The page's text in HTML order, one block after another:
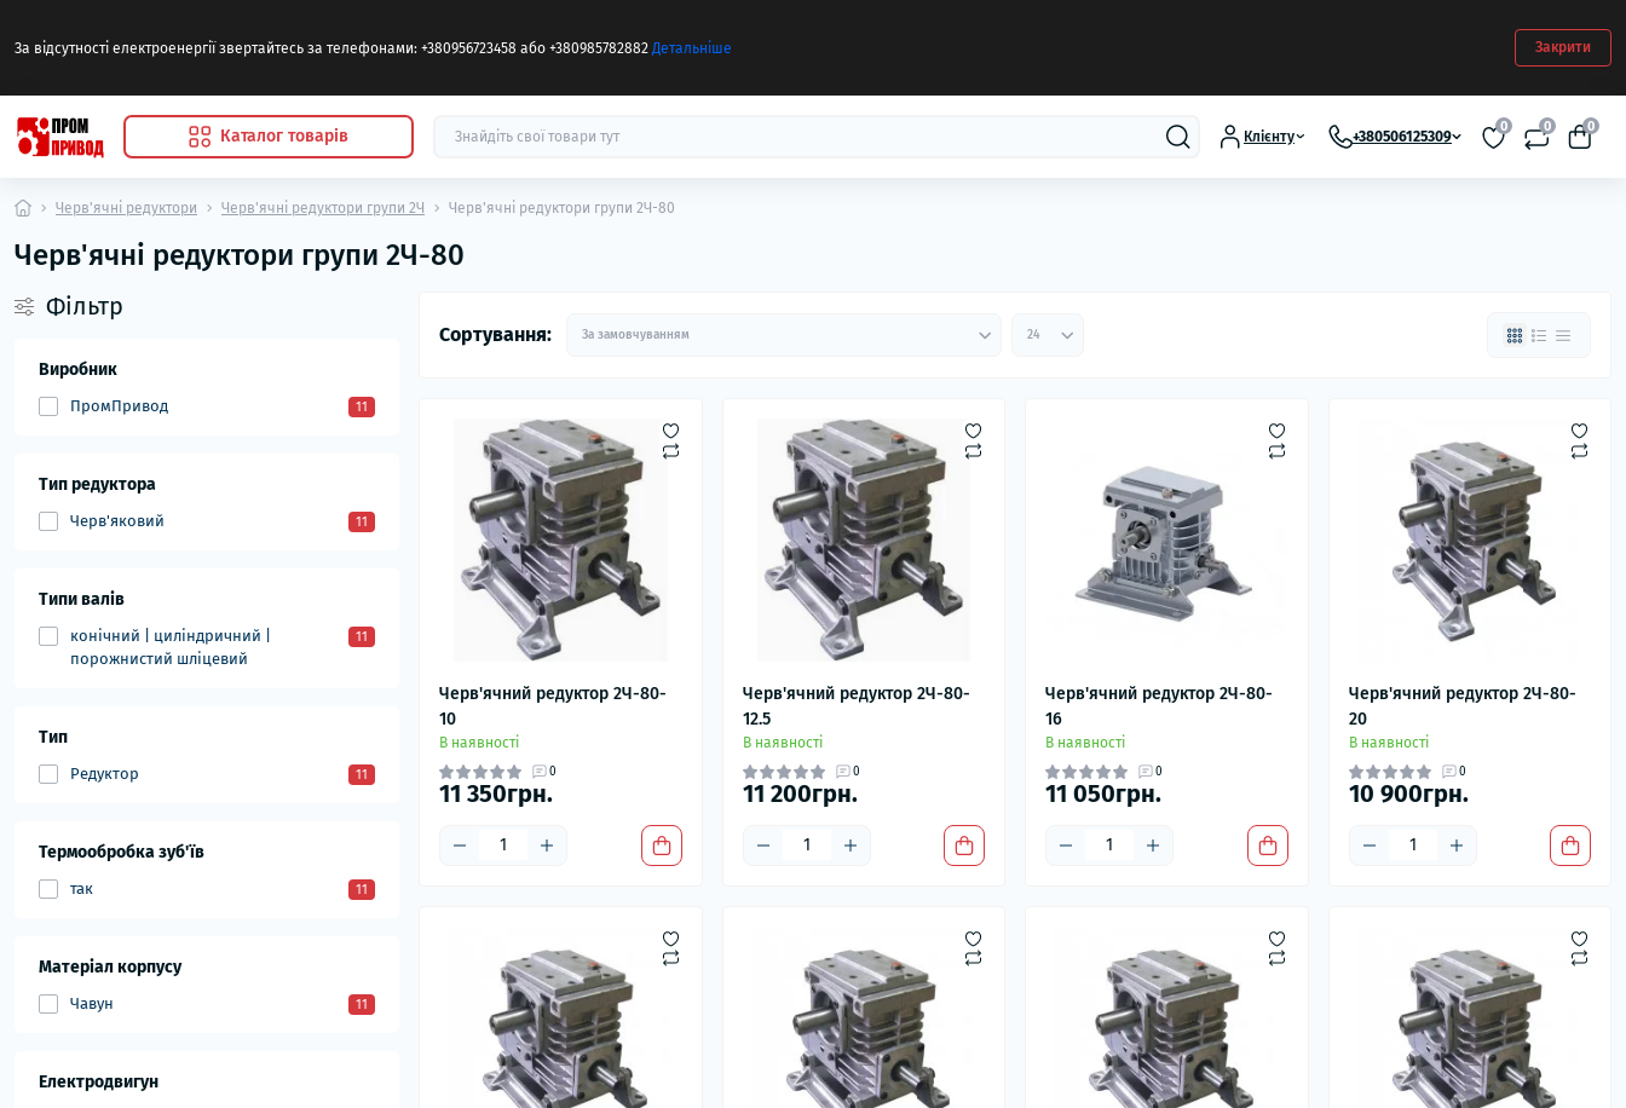
За відсутності електроенергії звертайтесь за телефонами: +380956723458 або +380985782882 Детальніше Закрити
Каталог товарів Клієнту +380506125309
0 0 0
Черв'ячні редуктори Черв'ячні редуктори групи 2Ч Черв'ячні редуктори групи 2Ч-80
Черв'ячні редуктори групи 2Ч-80
Фільтр
Виробник
ПромПривод 11
Тип редуктора
Черв'яковий 11
Типи валів
конічний | циліндричний |
порожнистий шліцевий
11
Тип
Редуктор 11
Термообробка зуб'їв
так 11
Матеріал корпусу
Чавун 11
Електродвигун
Сортування:
Черв'ячний редуктор 2Ч-80-
10
В наявності
0
11 350грн.
Черв'ячний редуктор 2Ч-80-
12.5
В наявності
0
11 200грн.
Черв'ячний редуктор 2Ч-80-
16
В наявності
0
11 050грн.
Черв'ячний редуктор 2Ч-80-
20
В наявності
0
10 900грн.